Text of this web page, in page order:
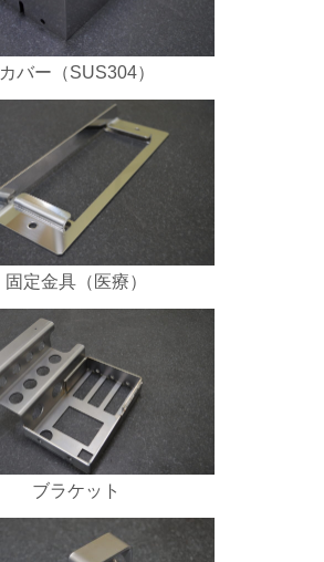
カバー（SUS304）
固定金具（医療）
ブラケット